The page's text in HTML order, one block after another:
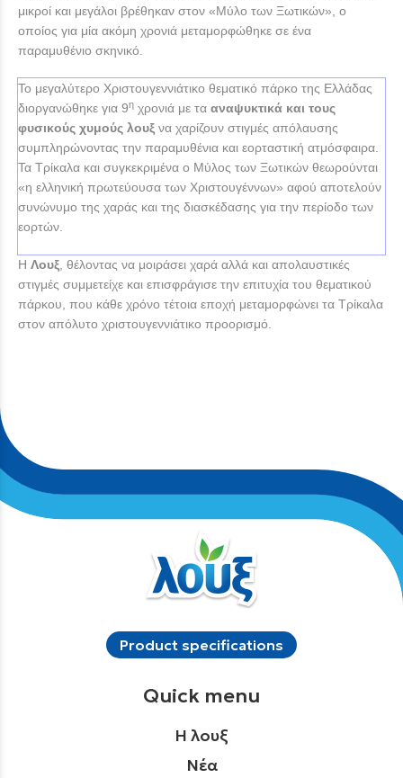
μικροί και μεγάλοι βρέθηκαν στον «Μύλο των Ξωτικών», ο
οποίος για μία ακόμη χρονιά μεταμορφώθηκε σε ένα
παραμυθένιο σκηνικό.
Το μεγαλύτερο Χριστουγεννιάτικο θεματικό πάρκο της Ελλάδας
διοργανώθηκε για 9η χρονιά με τα αναψυκτικά και τους
φυσικούς χυμούς λουξ να χαρίζουν στιγμές απόλαυσης
συμπληρώνοντας την παραμυθένια και εορταστική ατμόσφαιρα.
Τα Τρίκαλα και συγκεκριμένα ο Μύλος των Ξωτικών θεωρούνται
«η ελληνική πρωτεύουσα των Χριστουγέννων» αφού αποτελούν
συνώνυμο της χαράς και της διασκέδασης για την περίοδο των
εορτών.
Η Λουξ , θέλοντας να μοιράσει χαρά αλλά και απολαυστικές
στιγμές συμμετείχε και επισφράγισε την επιτυχία του θεματικού
πάρκου, που κάθε χρόνο τέτοια εποχή μεταμορφώνει τα Τρίκαλα
στον απόλυτο χριστουγεννιάτικο προορισμό.
Product specifications
Quick menu
Η λουξ
Νέα